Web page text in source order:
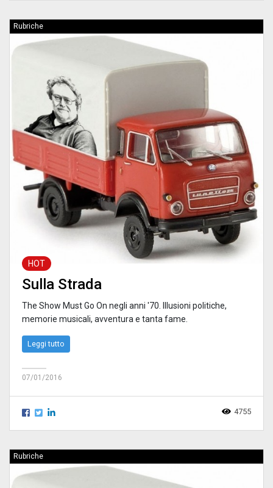
Rubriche
HOT
Sulla Strada
The Show Must Go On negli anni '70. Illusioni politiche,
memorie musicali, avventura e tanta fame.
Leggi tutto
07/01/2016
4755
Rubriche